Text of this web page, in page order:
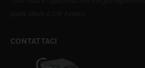
CONTATTACI